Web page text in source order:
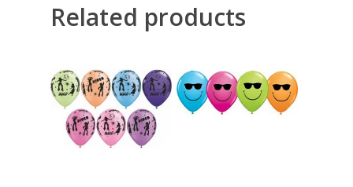
Related products
360,00RSD 360,00RSD